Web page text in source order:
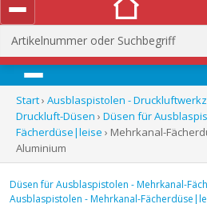
Suchen
nach:
Menü
Start› Ausblaspistolen -
Druckluft-Düsen › Düsen für
Fächerdüse|leise › Mehrkanal-
Aluminium
Düsen für Ausblaspistolen - Mehrkanal-
Ausblaspistolen - Mehrkanal-